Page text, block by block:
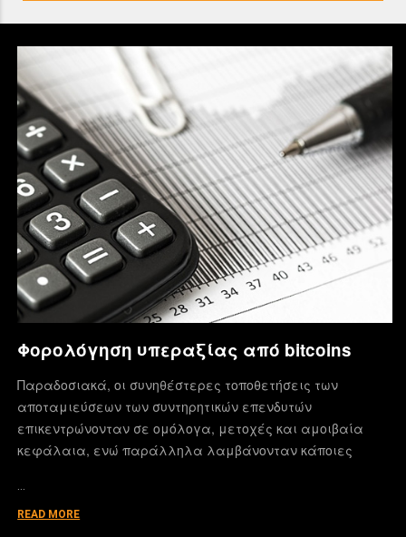
Φορολόγηση υπεραξίας από bitcoins
Παραδοσιακά, οι συνηθέστερες τοποθετήσεις των
αποταμιεύσεων των συντηρητικών επενδυτών
επικεντρώνονταν σε ομόλογα, μετοχές και αμοιβαία
κεφάλαια, ενώ παράλληλα λαμβάνονταν κάποιες
…
READ MORE